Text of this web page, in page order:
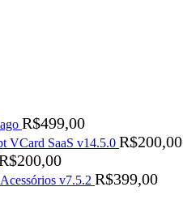
R$499,00
VCard SaaS v14.5.0 R$200,00
200,00
v7.5.2 R$399,00